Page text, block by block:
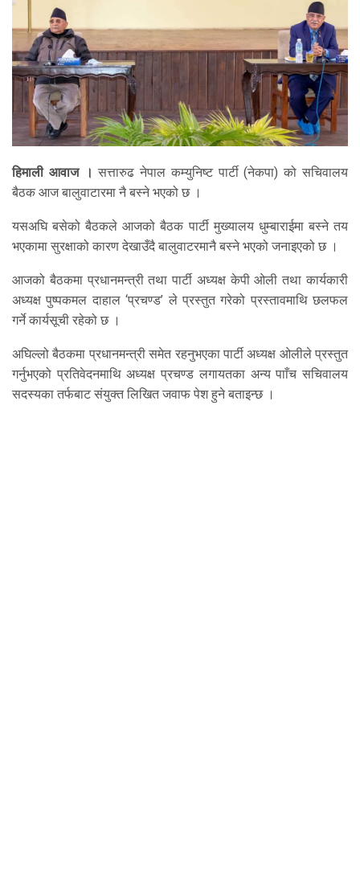
हिमाली आवाज । सत्तारुढ नेपाल कम्युनिष्ट पार्टी (नेकपा) को सचिवालय
बैठक आज बालुवाटारमा नै बस्ने भएको छ ।
यसअघि बसेको बैठकले आजको बैठक पार्टी मुख्यालय धुम्बाराईमा बस्ने तय
भएकामा सुरक्षाको कारण देखाउँदै बालुवाटरमानै बस्ने भएको जनाइएको छ ।
आजको बैठकमा प्रधानमन्त्री तथा पार्टी अध्यक्ष केपी ओली तथा कार्यकारी
अध्यक्ष पुष्पकमल दाहाल ‘प्रचण्ड’ ले प्रस्तुत गरेको प्रस्तावमाथि छलफल
गर्ने कार्यसूची रहेको छ ।
अघिल्लो बैठकमा प्रधानमन्त्री समेत रहनुभएका पार्टी अध्यक्ष ओलीले प्रस्तुत
गर्नुभएको प्रतिवेदनमाथि अध्यक्ष प्रचण्ड लगायतका अन्य पााँच सचिवालय
सदस्यका तर्फबाट संयुक्त लिखित जवाफ पेश हुने बताइन्छ ।